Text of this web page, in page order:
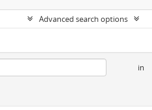
Advanced search options
in